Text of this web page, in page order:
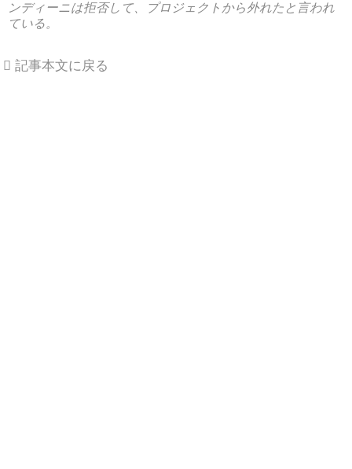
ンディーニは拒否して、プロジェクトから外れたと言われ
ている。
記事本文に戻る